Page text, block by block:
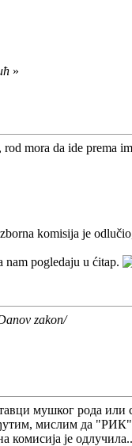
»
mora da ide prema
komisija je
nam pogledaju u ćitap.
zakon/
мушког рода
мислим да "РИК"
комисија је